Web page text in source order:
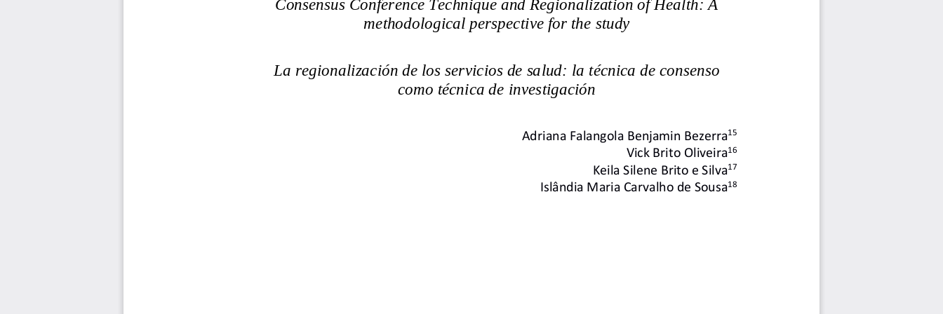
methodological perspective for the study
La regionalización de los servicios de salud: la técnica de consenso
como técnica de investigación
Adriana Falangola Benjamin Bezerra15
Vick Brito Oliveira16
Keila Silene Brito e Silva17
Islândia Maria Carvalho de Sousa18